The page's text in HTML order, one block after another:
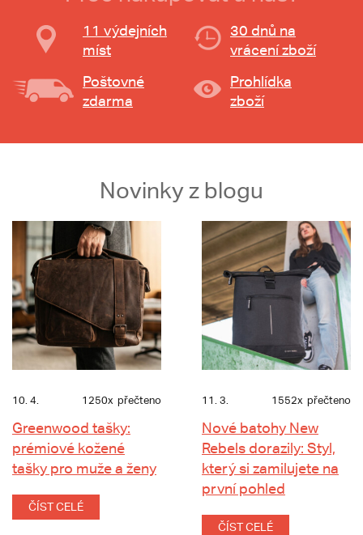
11 výdejních
míst
30 dnů na
vrácení zboží
Poštovné
zdarma
Prohlídka
zboží
Novinky z blogu
10. 4. 1250x přečteno
Greenwood tašky:
prémiové kožené
tašky pro muže a ženy
ČÍST CELÉ
11. 3. 1552x přečteno
Nové batohy New
Rebels dorazily: Styl,
který si zamilujete na
první pohled
ČÍST CELÉ